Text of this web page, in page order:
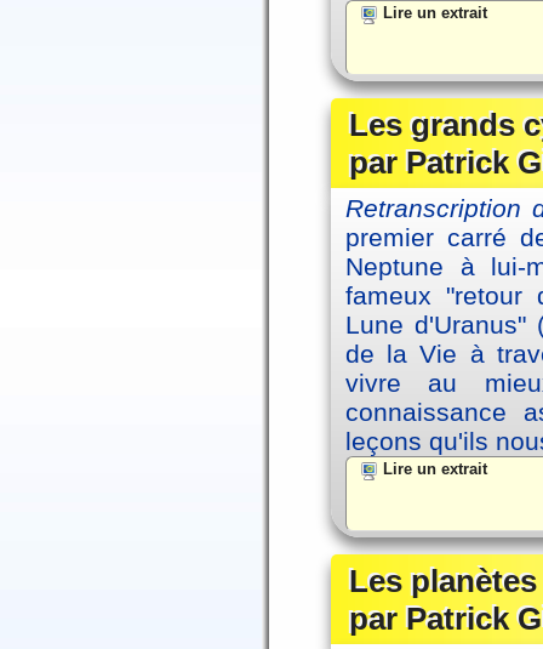
Lire un extrait
Les grands
par Patrick
Retranscription
premier carré
Neptune à lui-
fameux "retour
Lune d'Uranus"
de la Vie à
vivre au
connaissance
leçons qu'ils
Lire un extrait
Les
par Patrick